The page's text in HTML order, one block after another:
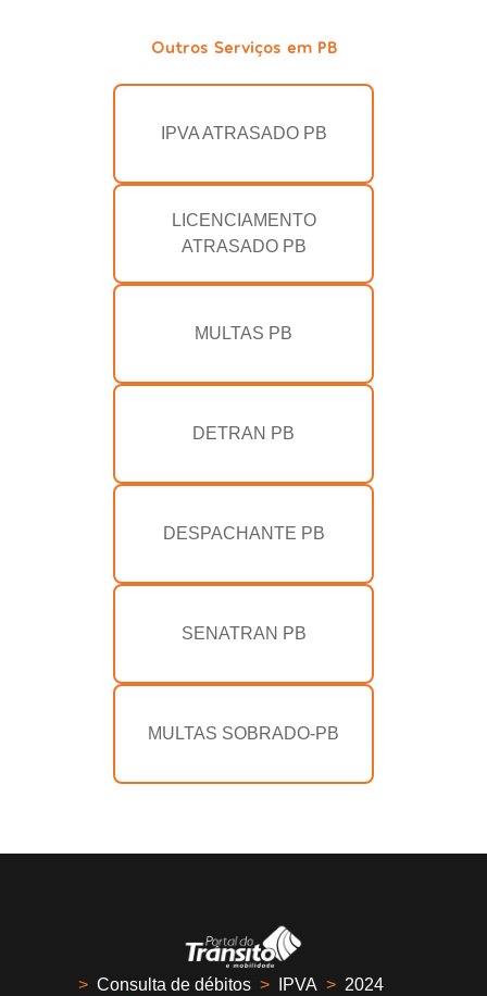
Outros Serviços em PB
IPVA ATRASADO PB
LICENCIAMENTO
ATRASADO PB
MULTAS PB
DETRAN PB
DESPACHANTE PB
SENATRAN PB
MULTAS SOBRADO-PB
> Consulta de débitos > IPVA > 2024